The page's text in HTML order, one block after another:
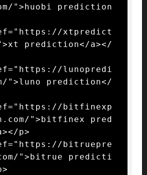
">huobi prediction
xtpredict
prediction</a></
lunopredi
">luno prediction</
bitfinexp
">bitfinex pred
p>
bitruepre
">bitrue predicti